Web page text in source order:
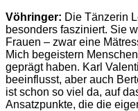
Vöhringer: Die Tänzerin
besonders fasziniert. Sie
Frauen – zwar eine
Mich begeistern
geprägt haben. Karl
beeinflusst, aber auch
ist schon so viel da, auf
Ansatzpunkte, die die